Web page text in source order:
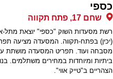
כספי
שחם 17, פתח תקווה
(יכין) בפתח-תקווה. המסעדה מציעה
מסבחה ועוד. תפריט המסעדה מושתת על
ביתיות ומיוחדות במחירים משתלמים.
הצהריים ב"טייק אווי".